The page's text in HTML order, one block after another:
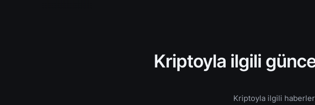
Kriptoyla ilgili
Kriptoyla ilgili